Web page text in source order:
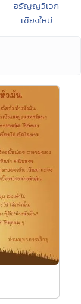
อรัญญวิเวก
เชียงใหม่